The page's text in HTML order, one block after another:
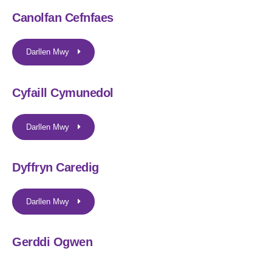
Canolfan Cefnfaes
Darllen Mwy
Cyfaill Cymunedol
Darllen Mwy
Dyffryn Caredig
Darllen Mwy
Gerddi Ogwen